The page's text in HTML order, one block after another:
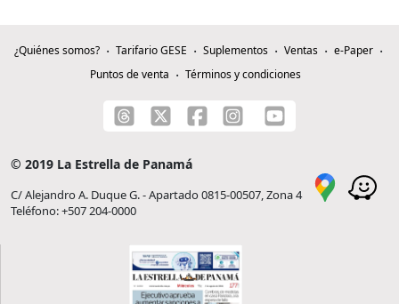
¿Quiénes somos? Tarifario GESE Suplementos Ventas
e-Paper
Puntos de venta
Términos y condiciones
© 2019 La Estrella de Panamá
C/ Alejandro A. Duque G. - Apartado 0815-00507, Zona 4
Teléfono: +507 204-0000